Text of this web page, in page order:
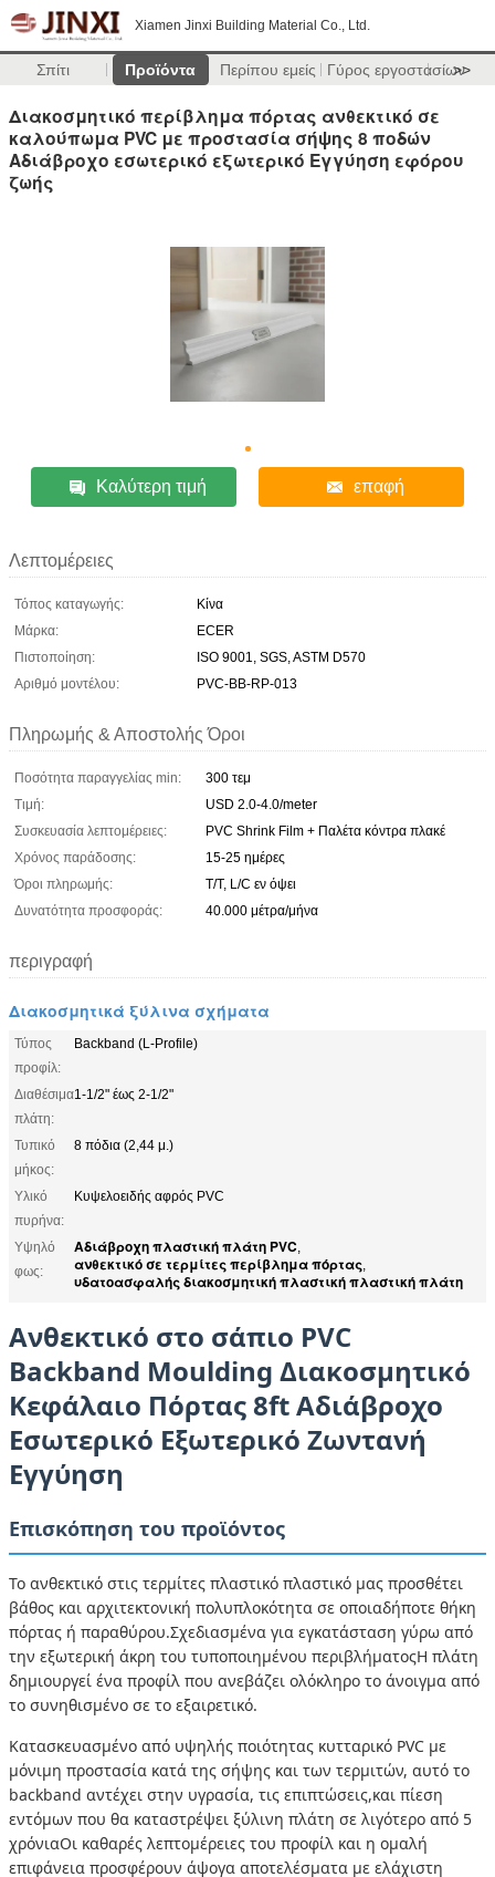
Xiamen Jinxi Building Material Co., Ltd.
Σπίτι Προϊόντα Περίπου εμείς Γύρος εργοστασίων
>>
Διακοσμητικό περίβλημα πόρτας ανθεκτικό σε
καλούπωμα PVC με προστασία σήψης 8 ποδών
Αδιάβροχο εσωτερικό εξωτερικό Εγγύηση εφόρου
ζωής
Καλύτερη τιμή επαφή
Λεπτομέρειες
Τόπος καταγωγής:
Κίνα
Μάρκα:
ECER
Πιστοποίηση:
ISO 9001, SGS, ASTM D570
Αριθμό μοντέλου:
PVC-BB-RP-013
Πληρωμής & Αποστολής Όροι
Ποσότητα παραγγελίας min:
300 τεμ
Τιμή:
USD 2.0-4.0/meter
Συσκευασία λεπτομέρειες:
PVC Shrink Film + Παλέτα κόντρα πλακέ
Χρόνος παράδοσης:
15-25 ημέρες
Όροι πληρωμής:
T/T, L/C εν όψει
Δυνατότητα προσφοράς:
40.000 μέτρα/μήνα
περιγραφή
Διακοσμητικά ξύλινα σχήματα
Τύπος
προφίλ:
Backband (L-Profile)
Διαθέσιμα
πλάτη:
1-1/2" έως 2-1/2"
Τυπικό
μήκος:
8 πόδια (2,44 μ.)
Υλικό
πυρήνα:
Κυψελοειδής αφρός PVC
Υψηλό
φως:
Αδιάβροχη πλαστική πλάτη PVC,
ανθεκτικό σε τερμίτες περίβλημα πόρτας,
υδατοασφαλής διακοσμητική πλαστική πλαστική πλάτη
Ανθεκτικό στο σάπιο PVC
Backband Moulding Διακοσμητικό
Κεφάλαιο Πόρτας 8ft Αδιάβροχο
Εσωτερικό Εξωτερικό Ζωντανή
Εγγύηση
Επισκόπηση του προϊόντος
Το ανθεκτικό στις τερμίτες πλαστικό πλαστικό μας προσθέτει
βάθος και αρχιτεκτονική πολυπλοκότητα σε οποιαδήποτε θήκη
πόρτας ή παραθύρου.Σχεδιασμένα για εγκατάσταση γύρω από
την εξωτερική άκρη του τυποποιημένου περιβλήματοςΗ πλάτη
δημιουργεί ένα προφίλ που ανεβάζει ολόκληρο το άνοιγμα από
το συνηθισμένο σε το εξαιρετικό.
Κατασκευασμένο από υψηλής ποιότητας κυτταρικό PVC με
μόνιμη προστασία κατά της σήψης και των τερμιτών, αυτό το
backband αντέχει στην υγρασία, τις επιπτώσεις,και πίεση
εντόμων που θα καταστρέψει ξύλινη πλάτη σε λιγότερο από 5
χρόνιαΟι καθαρές λεπτομέρειες του προφίλ και η ομαλή
επιφάνεια προσφέρουν άψογα αποτελέσματα με ελάχιστη